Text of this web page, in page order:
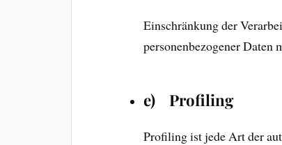
Einschränkung der
personenbezogener
e) Profiling
Profiling ist jede Art der